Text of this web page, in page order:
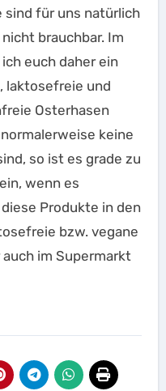
sind für uns natürlich
brauchbar. Im
euch daher ein
laktosefreie und
Osterhasen
keine
so ist es grade zu
wenn es
Produkte in den
bzw. vegane
im Supermarkt